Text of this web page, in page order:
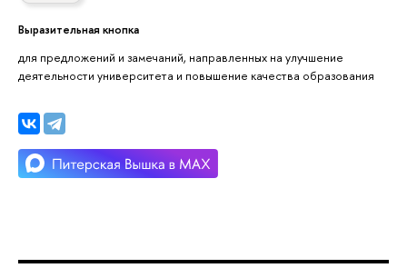
Выразительная кнопка
для предложений и замечаний, направленных на улучшение
деятельности университета и повышение качества образования